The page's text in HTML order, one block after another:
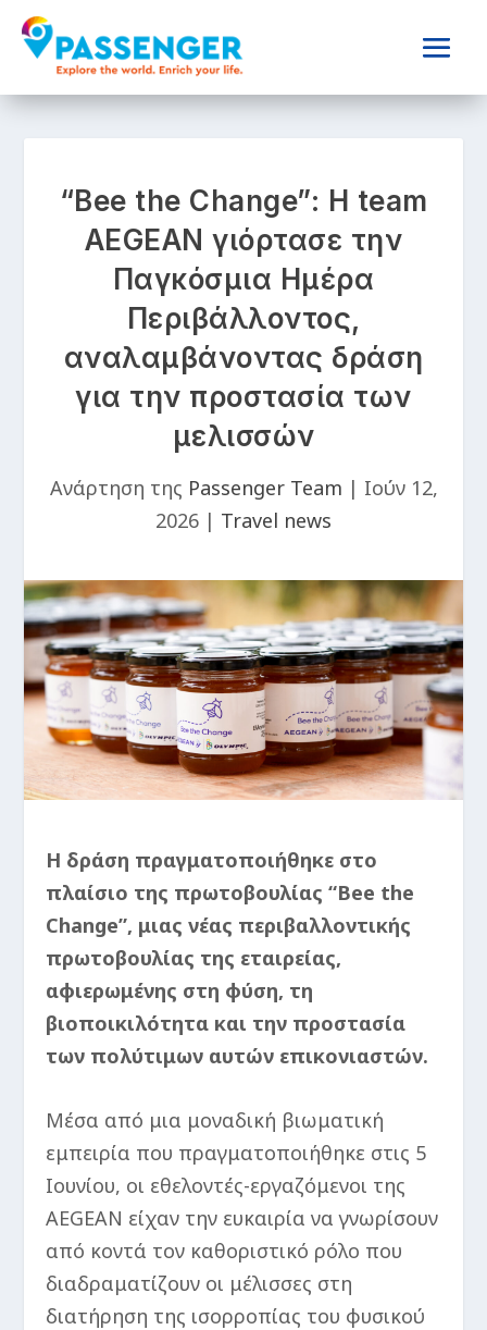
“Bee the Change”: Η team
AEGEAN γιόρτασε την
Παγκόσμια Ημέρα
Περιβάλλοντος,
αναλαμβάνοντας δράση
για την προστασία των
μελισσών
Ανάρτηση της Passenger Team | Ιούν 12,
2026 | Travel news
Η δράση πραγματοποιήθηκε στο
πλαίσιο της πρωτοβουλίας “Bee the
Change”, μιας νέας περιβαλλοντικής
πρωτοβουλίας της εταιρείας,
αφιερωμένης στη φύση, τη
βιοποικιλότητα και την προστασία
των πολύτιμων αυτών επικονιαστών.
Μέσα από μια μοναδική βιωματική
εμπειρία που πραγματοποιήθηκε στις 5
Ιουνίου, οι εθελοντές-εργαζόμενοι της
AEGEAN είχαν την ευκαιρία να γνωρίσουν
από κοντά τον καθοριστικό ρόλο που
διαδραματίζουν οι μέλισσες στη
διατήρηση της ισορροπίας του φυσικού